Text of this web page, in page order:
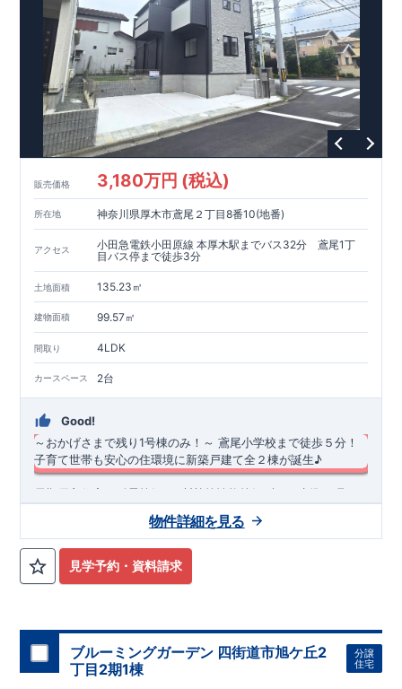
052-629-5635 東栄住宅 名古屋営業所
販売価格 3,180万円 (税込)
所在地 神奈川県厚木市鳶尾２丁目8番10(地番)
アクセス
小田急電鉄小田原線 本厚木駅までバス32分 鳶尾1丁
目バス停まで徒歩3分
土地面積 135.23㎡
建物面積 99.57㎡
間取り 4LDK
カースペース 2台
Good!
～おかげさまで残り1号棟のみ！～ ​鳶尾小学校まで徒歩５分！
子育て世帯も安心の住環境に新築戸建て全２棟が誕生♪
長期優良住宅・耐震等級3・断熱等性能等級5(ZEH水準)を取
バス停「鳶尾1丁目」まで徒歩約3分！ ​鳶尾小学校まで徒歩約5
台含む）
2階南側にワイドバルコニーを採用！二部屋から行き来でき、
内観に仕上がりました♪ ​(リビング：見せ梁付き折上天井、主寝
室：間接照明付き折上天井)
＜ リンク：
折り上げ天井とは？折り上げ天井のメリットと照明
2階の全居室にウォークインクローゼットを採用！衣類をたっ
ぷり収納できます♪
リビング吹き抜けを採用！開放感のあるリビング空間となって
おります♪
◆周辺環境◆
【教育施設】
◎ 厚木市立鳶尾小学校 約350ｍ(徒歩約5分) ◎
厚木市立荻野中学校 約1100m(徒歩約16分) ◎ 荻野すみれ愛児
園 約650m(徒歩約9分) ◎ とびお幼稚園 約500m(徒歩約8
見学予約・資料請求
物件詳細を見る
ブルーミングガーデン 四街道市旭ケ丘2
丁目2期1棟
分譲
住宅